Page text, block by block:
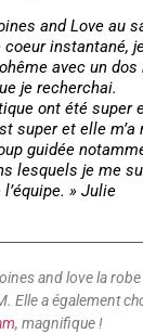
and Love au
coeur instantané,
avec un dos
je recherchai.
ont été super
super et elle m’a
guidée
lesquels je me
» Julie
and love la
Elle a également
, magnifique !